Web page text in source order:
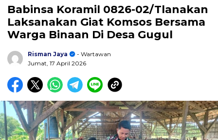
Babinsa Koramil 0826-02/Tlanakan
Laksanakan Giat Komsos Bersama
Warga Binaan Di Desa Gugul
Risman Jaya
- Wartawan
Jumat, 17 April 2026